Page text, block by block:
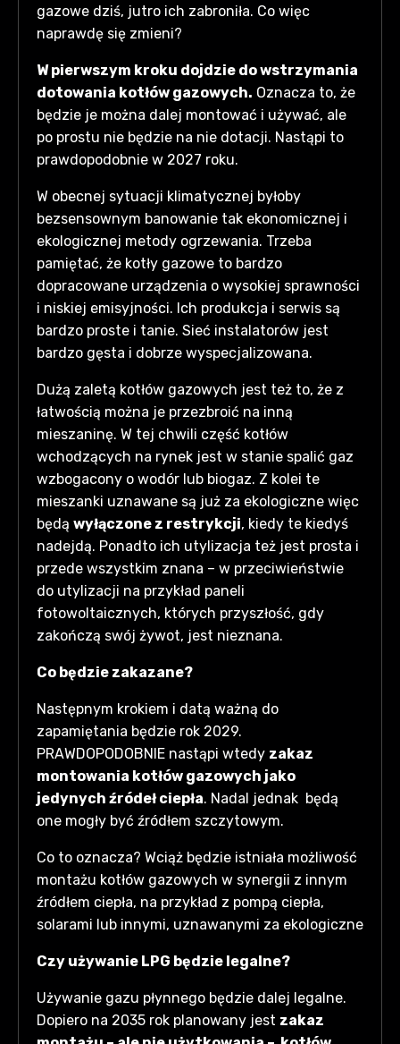
gazowe dziś, jutro ich zabroniła. Co więc
naprawdę się zmieni?
W pierwszym kroku dojdzie do wstrzymania
dotowania kotłów gazowych. Oznacza to, że
będzie je można dalej montować i używać, ale
po prostu nie będzie na nie dotacji. Nastąpi to
prawdopodobnie w 2027 roku.
W obecnej sytuacji klimatycznej byłoby
bezsensownym banowanie tak ekonomicznej i
ekologicznej metody ogrzewania. Trzeba
pamiętać, że kotły gazowe to bardzo
dopracowane urządzenia o wysokiej sprawności
i niskiej emisyjności. Ich produkcja i serwis są
bardzo proste i tanie. Sieć instalatorów jest
bardzo gęsta i dobrze wyspecjalizowana.
Dużą zaletą kotłów gazowych jest też to, że z
łatwością można je przezbroić na inną
mieszaninę. W tej chwili część kotłów
wchodzących na rynek jest w stanie spalić gaz
wzbogacony o wodór lub biogaz. Z kolei te
mieszanki uznawane są już za ekologiczne więc
będą wyłączone z restrykcji, kiedy te kiedyś
nadejdą. Ponadto ich utylizacja też jest prosta i
przede wszystkim znana – w przeciwieństwie
do utylizacji na przykład paneli
fotowoltaicznych, których przyszłość, gdy
zakończą swój żywot, jest nieznana.
Co będzie zakazane?
Następnym krokiem i datą ważną do
zapamiętania będzie rok 2029.
PRAWDOPODOBNIE nastąpi wtedy zakaz
montowania kotłów gazowych jako
jedynych źródeł ciepła. Nadal jednak będą
one mogły być źródłem szczytowym.
Co to oznacza? Wciąż będzie istniała możliwość
montażu kotłów gazowych w synergii z innym
źródłem ciepła, na przykład z pompą ciepła,
solarami lub innymi, uznawanymi za ekologiczne
Czy używanie LPG będzie legalne?
Używanie gazu płynnego będzie dalej legalne.
Dopiero na 2035 rok planowany jest zakaz